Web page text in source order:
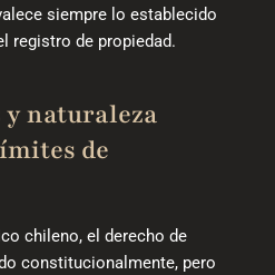
siempre lo establecido
registro de propiedad.
naturaleza
de
chileno, el derecho de
constitucionalmente, pero